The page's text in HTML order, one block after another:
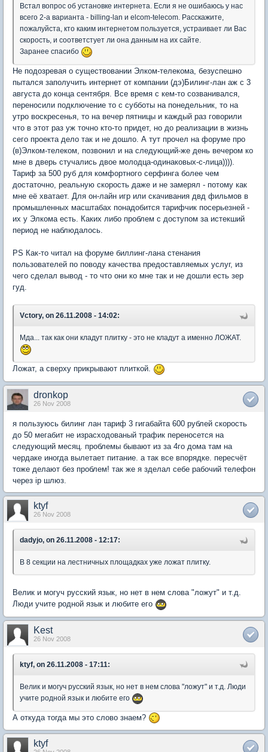
Встал вопрос об установке интернета. Если я не ошибаюсь у нас
всего 2-а варианта - billing-lan и elcom-telecom. Расскажите,
пожалуйста, кто каким интернетом пользуется, устраивает ли Вас
скорость, и соответстует ли она данным на их сайте.
Заранее спасибо
Не подозревая о существовании Элком-телекома, безуспешно
пытался заполучить интернет от компании (дэ)Билинг-лан аж с 3
августа до конца сентября. Все время с кем-то созванивался,
переносили подключение то с субботы на понедельник, то на
утро воскресенья, то на вечер пятницы и каждый раз говорили
что в этот раз уж точно кто-то придет, но до реализации в жизнь
сего проекта дело так и не дошло. А тут прочел на форуме про
(в)Элком-телеком, позвонил и на следующий-же день вечером ко
мне в дверь стучались двое молодца-одинаковых-с-лица)))).
Тариф за 500 руб для комфортного серфинга более чем
достаточно, реальную скорость даже и не замерял - потому как
мне её хватает. Для он-лайн игр или скачивания двд фильмов в
промышленных масштабах понадобится тарифчик посерьезней -
их у Элкома есть. Каких либо проблем с доступом за истекший
период не наблюдалось.
PS Как-то читал на форуме биллинг-лана стенания
пользователей по поводу качества предоставляемых услуг, из
чего сделал вывод - то что они ко мне так и не дошли есть зер
гуд.
Vctory, on 26.11.2008 - 14:02:
Мда... так как они кладут плитку - это не кладут а именно ЛОЖАТ.
Ложат, а сверху прикрывают плиткой.
dronkop
26 Nov 2008
я пользуюсь билинг лан тариф 3 гигабайта 600 рублей скорость
до 50 мегабит не израсходованый трафик переносется на
следующий месяц. проблемы бывают из за 4го дома там на
чердаке иногда вылетает питание. а так все впорядке. пересчёт
тоже делают без проблем! так же я зделал себе рабочий телефон
через ip шлюз.
ktyf
26 Nov 2008
dadyjo, on 26.11.2008 - 12:17:
В 8 секции на лестничных площадках уже ложат плитку.
Велик и могуч русский язык, но нет в нем слова "ложут" и т.д.
Люди учите родной язык и любите его
Kest
26 Nov 2008
ktyf, on 26.11.2008 - 17:11:
Велик и могуч русский язык, но нет в нем слова "ложут" и т.д. Люди
учите родной язык и любите его
А откуда тогда мы это слово знаем?
ktyf